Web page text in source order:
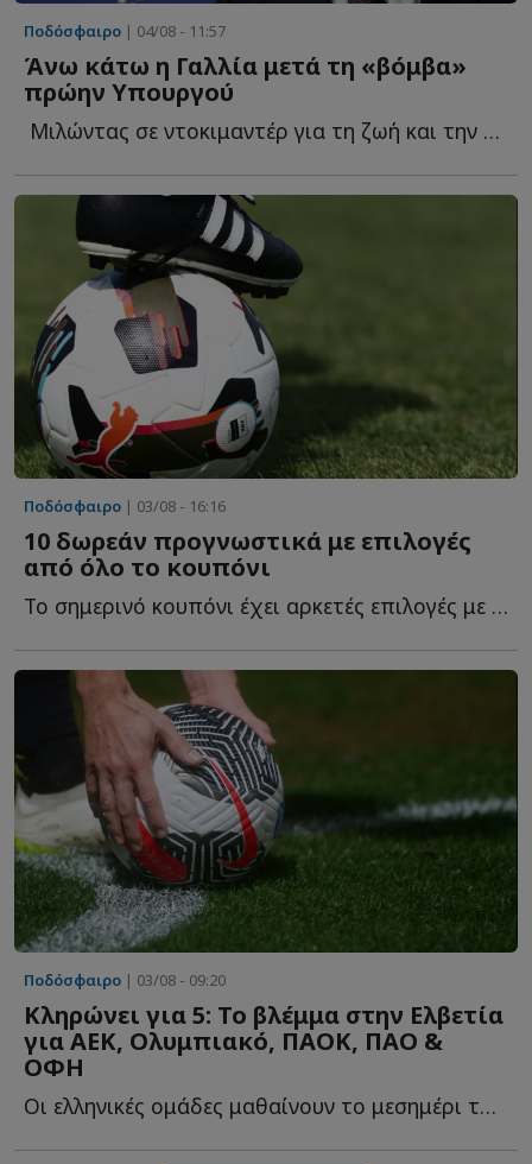
Ποδόσφαιρο | 04/08 - 11:57
Άνω κάτω η Γαλλία μετά τη «βόμβα»
πρώην Υπουργού
Μιλώντας σε ντοκιμαντέρ για τη ζωή και την καριέρα τ...
Ποδόσφαιρο | 03/08 - 16:16
10 δωρεάν προγνωστικά με επιλογές
από όλο το κουπόνι
Το σημερινό κουπόνι έχει αρκετές επιλογές με ενδιαφέρον κ...
Ποδόσφαιρο | 03/08 - 09:20
Κληρώνει για 5: Το βλέμμα στην Ελβετία
για ΑΕΚ, Ολυμπιακό, ΠΑΟΚ, ΠAO &
ΟΦΗ
Οι ελληνικές ομάδες μαθαίνουν το μεσημέρι τους αντιπάλους τ...